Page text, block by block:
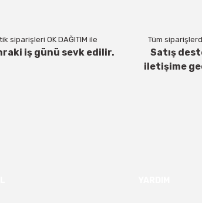
siparişleri OK DAĞITIM ile
iş günü sevk edilir.
Tüm
Satış
iletişime